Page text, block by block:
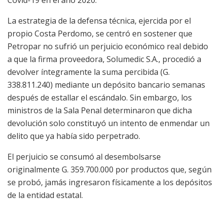
La estrategia de la defensa técnica, ejercida por el
propio Costa Perdomo, se centró en sostener que
Petropar no sufrió un perjuicio económico real debido
a que la firma proveedora, Solumedic S.A., procedió a
devolver íntegramente la suma percibida (G.
338.811.240) mediante un depósito bancario semanas
después de estallar el escándalo. Sin embargo, los
ministros de la Sala Penal determinaron que dicha
devolución solo constituyó un intento de enmendar un
delito que ya había sido perpetrado.
El perjuicio se consumó al desembolsarse
originalmente G. 359.700.000 por productos que, según
se probó, jamás ingresaron físicamente a los depósitos
de la entidad estatal.